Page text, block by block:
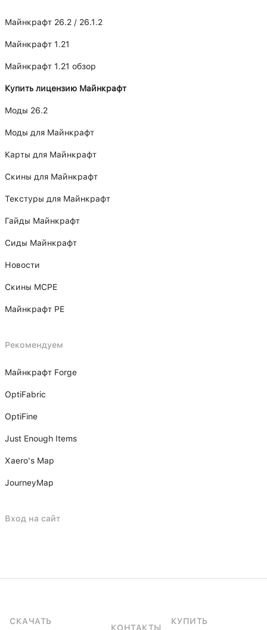
Майнкрафт 26.2 / 26.1.2
Майнкрафт 1.21
Майнкрафт 1.21 обзор
Купить лицензию Майнкрафт
Моды 26.2
Моды для Майнкрафт
Карты для Майнкрафт
Скины для Майнкрафт
Текстуры для Майнкрафт
Гайды Майнкрафт
Сиды Майнкрафт
Новости
Скины MCPE
Майнкрафт PE
Рекомендуем
Майнкрафт Forge
OptiFabric
OptiFine
Just Enough Items
Xаero's Mаp
JourneyMap
Вход на сайт
СКАЧАТЬ
КОНТАКТЫ
КУПИТЬ